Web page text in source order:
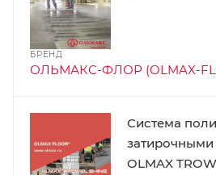
БРЕНД
ОЛЬМАКС-ФЛОР (OLMAX-
Система
OLMAX